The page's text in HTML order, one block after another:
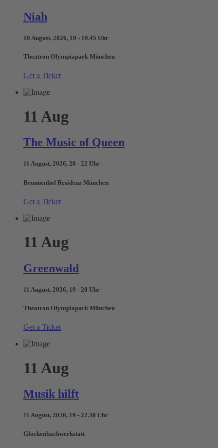
Niah
10 August, 2026, 19 - 19.45 Uhr
Theatron Olympiapark München
Get a Ticket
11 Aug
The Music of Queen
11 August, 2026, 20 - 22 Uhr
Brunnenhof Residenz München
Get a Ticket
11 Aug
Greenwald
11 August, 2026, 19 - 20 Uhr
Theatron Olympiapark München
Get a Ticket
11 Aug
Musik hilft
11 August, 2026, 19 - 22.30 Uhr
Glockenbachwerkstatt